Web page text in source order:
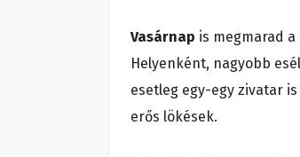
Vasárnap is megmarad
Helyenként, nagyobb
esetleg egy-egy zivatar
erős lökések.